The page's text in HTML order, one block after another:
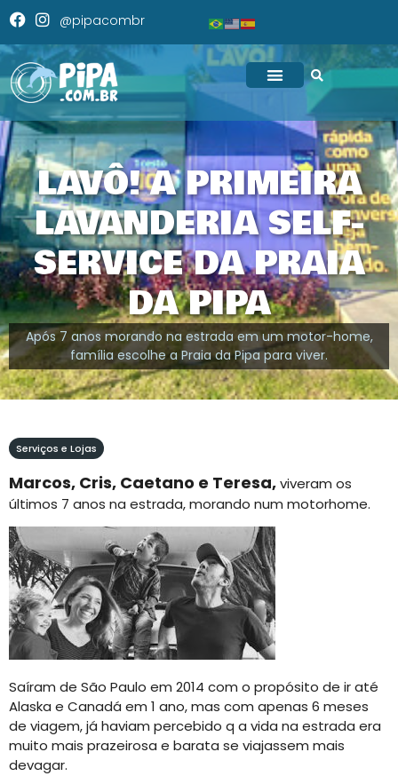
@pipacombr
LAVÔ! A PRIMEIRA
LAVANDERIA SELF-
SERVICE DA PRAIA
DA PIPA
Após 7 anos morando na estrada em um motor-home,
família escolhe a Praia da Pipa para viver.
Serviços e Lojas
Marcos, Cris, Caetano e Teresa,viveram os
últimos 7 anos na estrada, morando num motorhome.
Saíram de São Paulo em 2014 com o propósito de ir até
Alaska e Canadá em 1 ano, mas com apenas 6 meses
de viagem, já haviam percebido q a vida na estrada era
muito mais prazeirosa e barata se viajassem mais
devagar.